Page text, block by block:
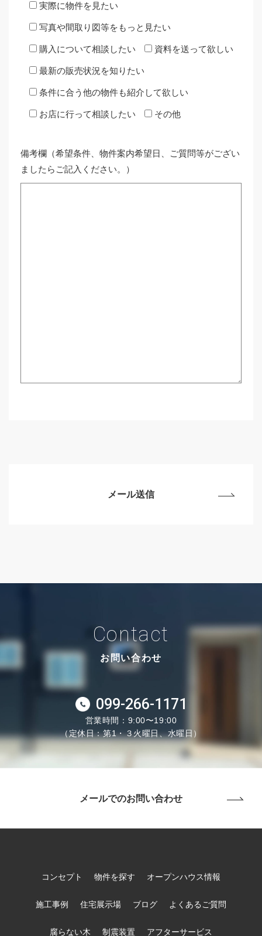
実際に物件を見たい
写真や間取り図等をもっと見たい
購入について相談したい 資料を送って欲しい
最新の販売状況を知りたい
条件に合う他の物件も紹介して欲しい
お店に行って相談したい その他
備考欄（希望条件、物件案内希望日、ご質問等がござい
ましたらご記入ください。）
Contact
お問い合わせ
099-266-1171
営業時間：9:00〜19:00
（定休日：第1・３火曜日、水曜日）
メールでのお問い合わせ
コンセプト 物件を探す オープンハウス情報
施工事例 住宅展示場 ブログ よくあるご質問
腐らない木 制震装置 アフターサービス